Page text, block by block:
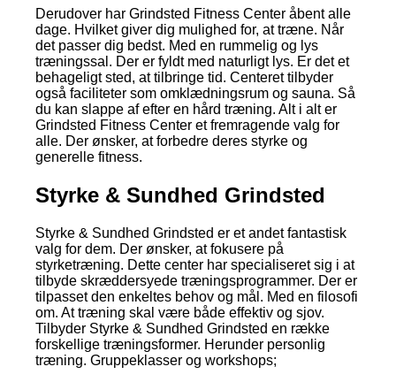
Derudover har Grindsted Fitness Center åbent alle
dage. Hvilket giver dig mulighed for, at træne. Når
det passer dig bedst. Med en rummelig og lys
træningssal. Der er fyldt med naturligt lys. Er det et
behageligt sted, at tilbringe tid. Centeret tilbyder
også faciliteter som omklædningsrum og sauna. Så
du kan slappe af efter en hård træning. Alt i alt er
Grindsted Fitness Center et fremragende valg for
alle. Der ønsker, at forbedre deres styrke og
generelle fitness.
Styrke & Sundhed Grindsted
Styrke & Sundhed Grindsted er et andet fantastisk
valg for dem. Der ønsker, at fokusere på
styrketræning. Dette center har specialiseret sig i at
tilbyde skræddersyede træningsprogrammer. Der er
tilpasset den enkeltes behov og mål. Med en filosofi
om. At træning skal være både effektiv og sjov.
Tilbyder Styrke & Sundhed Grindsted en række
forskellige træningsformer. Herunder personlig
træning. Gruppeklasser og workshops;